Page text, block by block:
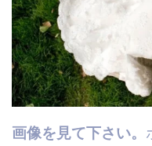
画像を見て下さい。